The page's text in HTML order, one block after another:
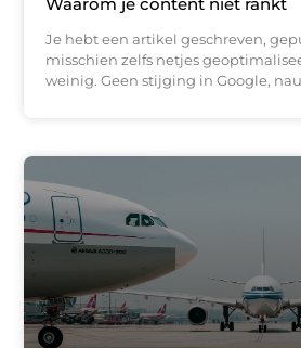
Waarom je content niet rankt
Je hebt een artikel geschreven,
misschien zelfs netjes
weinig. Geen stijging in Google,